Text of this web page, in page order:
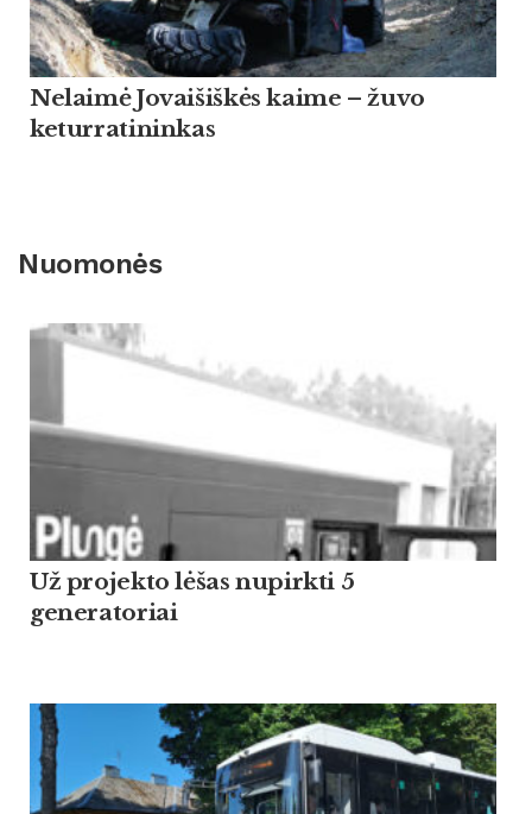
Nelaimė Jovaišiškės kaime – žuvo
keturratininkas
Nuomonės
Už projekto lėšas nupirkti 5
generatoriai